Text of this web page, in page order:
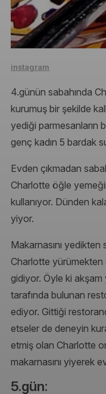
instagram
4.günün sabahında
kurumuş bir şekilde
yediği parmesanların
genç kadın 5 bardak
Evden çıkmadan
Charlotte öğle
kullanıyor. Dünden
yiyor.
Makarnasını
Charlotte yürümekten
gidiyor. Öyle ki
tarafında bulunan
ediyor. Gittiği
etseler de deneyin
etmiş olan Charlotte
makarnasını yiyerek
5.gün: